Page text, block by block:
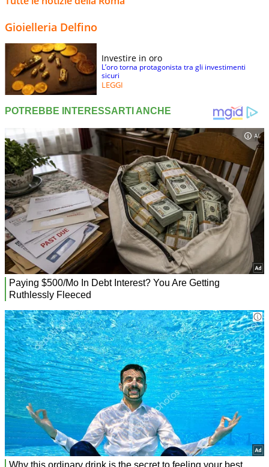
Gioielleria Delfino
Investire in oro
L’oro torna protagonista tra gli investimenti
sicuri
LEGGI